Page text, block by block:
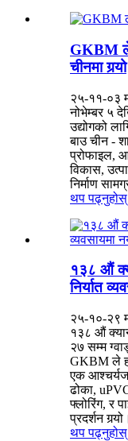
GKBM
चीनमा गर्‍यो
२५-११-०३
नोभेम्बर ५
उद्योगको
बाउ चीन -
प्रोफाइल,
विकास,
निर्माण
थप पढ्नुहोस्
१३८ औं
निर्यात
२५-१०-२९
१३८ औं
२७ सम्म
GKBM ले
एक
ढोका,
फ्लोरिंग, र
प्रदर्शन
थप पढ्नुहोस्